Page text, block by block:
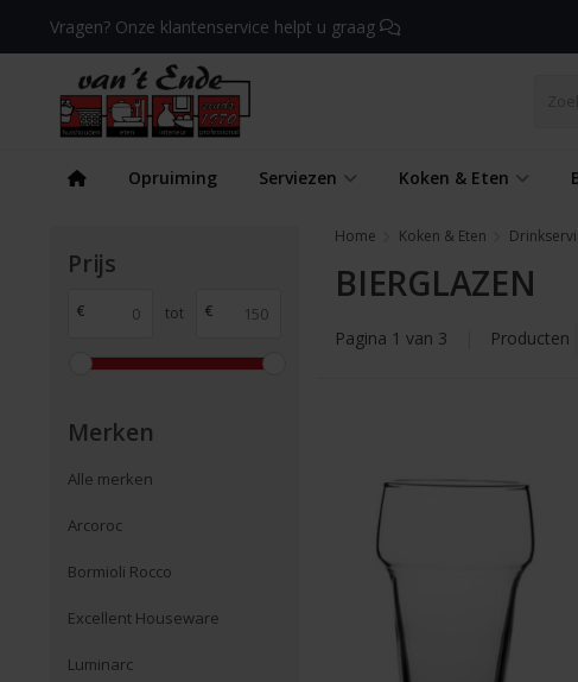
Vragen? Onze klantenservice helpt u graag
Opruiming Serviezen Koken & Eten
Prijs
€ tot €
Merken
Alle merken
Arcoroc
Bormioli Rocco
Excellent Houseware
Luminarc
Home Koken & Eten
BIERGLAZEN
Pagina 1 van 3 Producten